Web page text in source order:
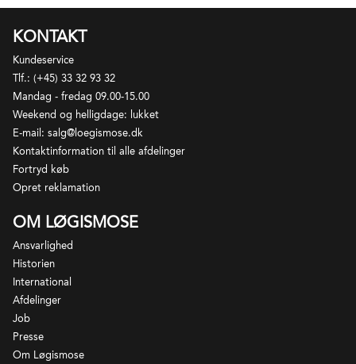
KONTAKT
Kundeservice
Tlf.: (+45) 33 32 93 32
Mandag - fredag 09.00-15.00
Weekend og helligdage: lukket
E-mail: salg@loegismose.dk
Kontaktinformation til alle afdelinger
Fortryd køb
Opret reklamation
OM LØGISMOSE
Ansvarlighed
Historien
International
Afdelinger
Job
Presse
Om Løgismose